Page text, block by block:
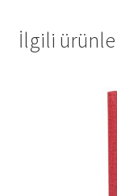
İlgili